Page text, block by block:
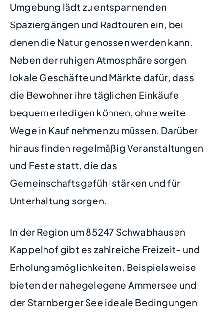
Umgebung lädt zu entspannenden
Spaziergängen und Radtouren ein, bei
denen die Natur genossen werden kann.
Neben der ruhigen Atmosphäre sorgen
lokale Geschäfte und Märkte dafür, dass
die Bewohner ihre täglichen Einkäufe
bequem erledigen können, ohne weite
Wege in Kauf nehmen zu müssen. Darüber
hinaus finden regelmäßig Veranstaltungen
und Feste statt, die das
Gemeinschaftsgefühl stärken und für
Unterhaltung sorgen.
In der Region um 85247 Schwabhausen
Kappelhof gibt es zahlreiche Freizeit- und
Erholungsmöglichkeiten. Beispielsweise
bieten der nahegelegene Ammersee und
der Starnberger See ideale Bedingungen